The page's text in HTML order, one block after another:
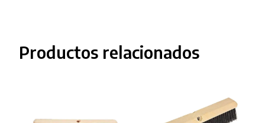
Productos relacionados